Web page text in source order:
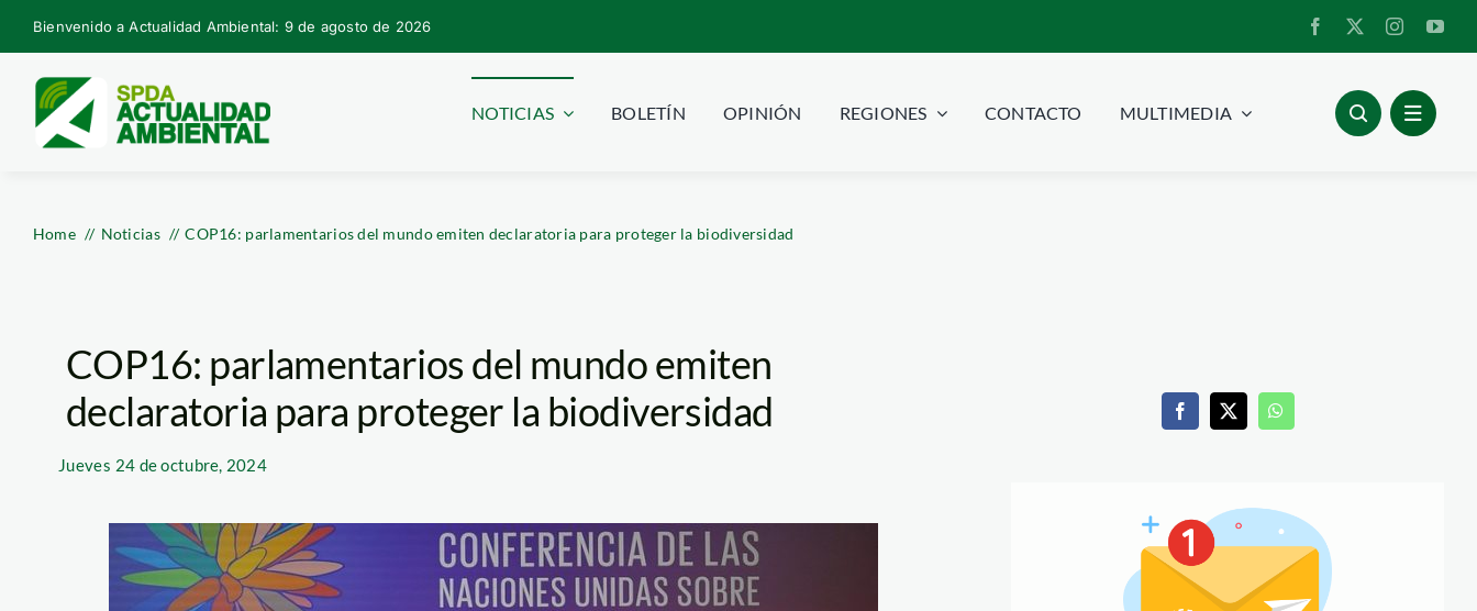
Skip
to
content
Bienvenido a Actualidad Ambiental: 9 de agosto de 2026
NOTICIAS BOLETÍN OPINIÓN REGIONES CONTACTO MULTIMEDIA
Home Noticias COP16: parlamentarios del mundo emiten declaratoria para proteger la biodiversidad
COP16: parlamentarios del mundo emiten
declaratoria para proteger la biodiversidad
Jueves 24 de octubre, 2024